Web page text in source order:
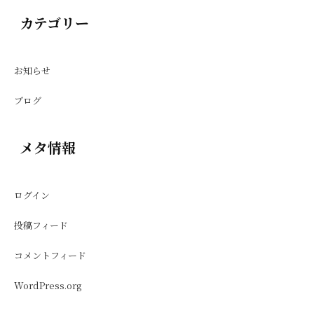
カテゴリー
お知らせ
ブログ
メタ情報
ログイン
投稿フィード
コメントフィード
WordPress.org